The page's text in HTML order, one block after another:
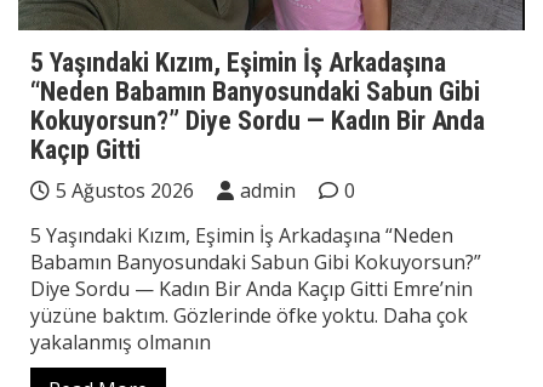
5 Yaşındaki Kızım, Eşimin İş Arkadaşına
“Neden Babamın Banyosundaki Sabun Gibi
Kokuyorsun?” Diye Sordu — Kadın Bir Anda
Kaçıp Gitti
5 Ağustos 2026 admin
0
5 Yaşındaki Kızım, Eşimin İş Arkadaşına “Neden
Babamın Banyosundaki Sabun Gibi Kokuyorsun?”
Diye Sordu — Kadın Bir Anda Kaçıp Gitti Emre’nin
yüzüne baktım. Gözlerinde öfke yoktu. Daha çok
yakalanmış olmanın